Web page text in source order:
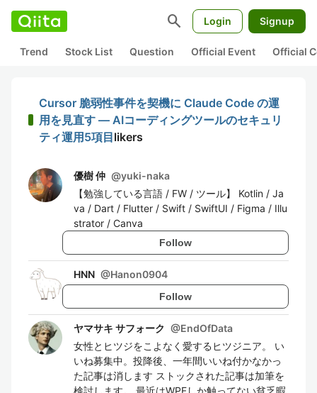
search Login Signup
Trend Stock List Question Official Event Official
Cursor 脆弱性事件を契機に Claude Code の運
用を見直す — AIコーディングツールのセキュリ
ティ運用5項目likers
優樹 仲 @yuki-naka
【勉強している言語 / FW / ツール】 Kotlin / Ja
va / Dart / Flutter / Swift / SwiftUI / Figma / Illu
strator / Canva
Follow
HNN @Hanon0904
Follow
ヤマサキ サフォーク @EndOfData
女性とヒツジをこよなく愛するヒツジニア。 い
いね募集中。投降後、一年間いいね付かなかっ
た記事は消します ストックされた記事は加筆を
検討します。 最近はWPFしか触ってない貧乏暇